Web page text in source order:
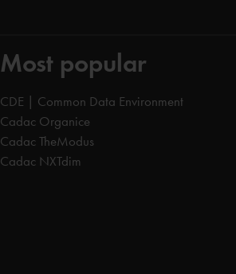
Most popular
CDE | Common Data Environment
Cadac Organice
Cadac TheModus
Cadac NXTdim